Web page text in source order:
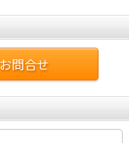
問合せ